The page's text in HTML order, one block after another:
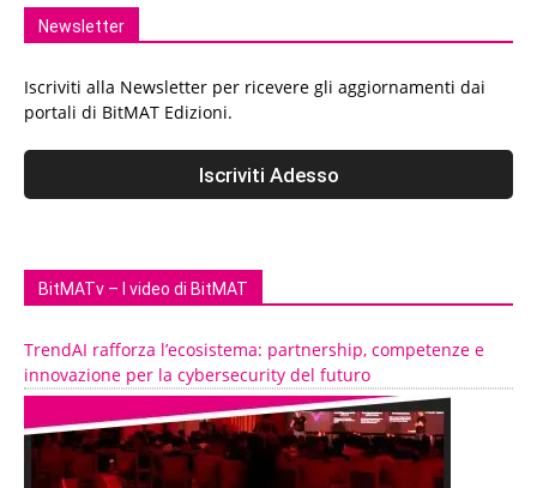
Newsletter
Iscriviti alla Newsletter per ricevere gli aggiornamenti dai
portali di BitMAT Edizioni.
BitMATv – I video di BitMAT
TrendAI rafforza l’ecosistema: partnership, competenze e
innovazione per la cybersecurity del futuro